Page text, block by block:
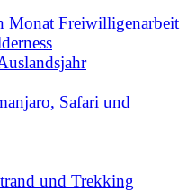
Monat Freiwilligenarbeit
Safari und
und Trekking